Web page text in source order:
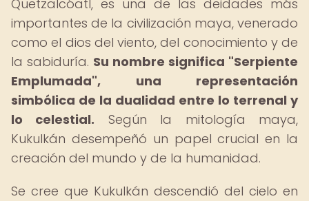
Quetzalcóatl, es una de las deidades más
importantes de la civilización maya, venerado
como el dios del viento, del conocimiento y de
la sabiduría. Su nombre significa "Serpiente
Emplumada", una representación
simbólica de la dualidad entre lo terrenal y
lo celestial. Según la mitología maya,
Kukulkán desempeñó un papel crucial en la
creación del mundo y de la humanidad.
Se cree que Kukulkán descendió del cielo en